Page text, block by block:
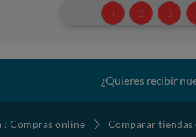
¿Quieres recibir
: Compras online Comparar tiendas